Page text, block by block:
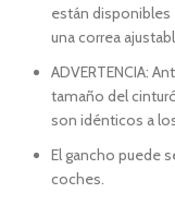
están disponibles
una correa
ADVERTENCIA:
tamaño del
son idénticos a
El gancho puede
coches.